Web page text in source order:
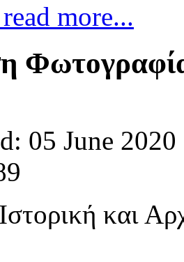
more...
05 June 2020
και